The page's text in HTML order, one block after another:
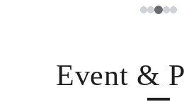
1234
Event &